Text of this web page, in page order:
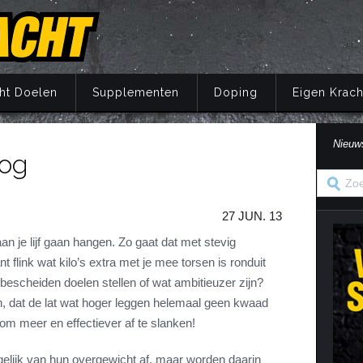
Trainingsprincipes
Krachtoefeningen Armen
Krachtoefeningen Borst
Krachtoefeningen Buik
Eiwitten
Koolhydraten
Vetten
Vocht
Doelen
Supplementen
Herstel
Mentaal
Voeding
Herstel
Mentaal
Supplementen Doping
Nuchtere feiten over doping
Veel gestelde vragen
Eigen
Eigen Kracht
27 JUN. 13
je lijf gaan hangen. Zo gaat dat met stevig
flink wat kilo’s extra met je mee torsen is ronduit
doelen stellen of wat ambitieuzer zijn?
dat de lat wat hoger leggen helemaal geen kwaad
meer en effectiever af te slanken!
van hun overgewicht af, maar worden daarin